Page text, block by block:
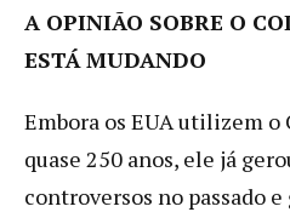
A OPINIÃO SOBRE O
ESTÁ MUDANDO
Embora os EUA utilizem
quase 250 anos, ele já
controversos no passado